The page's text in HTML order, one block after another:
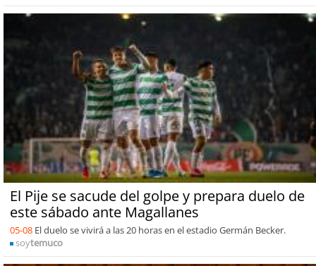
El Pije se sacude del golpe y prepara duelo de
este sábado ante Magallanes
05-08 El duelo se vivirá a las 20 horas en el estadio Germán Becker.
soytemuco